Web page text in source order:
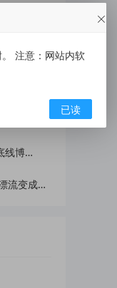
流量
冒险赌命
注意：网站内软
已读